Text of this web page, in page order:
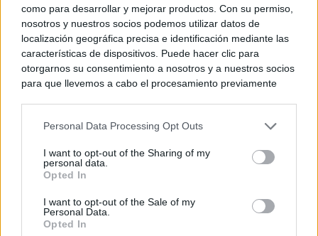
como para desarrollar y mejorar productos. Con su permiso,
nosotros y nuestros socios podemos utilizar datos de
localización geográfica precisa e identificación mediante las
características de dispositivos. Puede hacer clic para
otorgarnos su consentimiento a nosotros y a nuestros socios
para que llevemos a cabo el procesamiento previamente
negar su consentimiento. Tenga en cuenta que algún
de su consentimiento, pero usted tiene el derecho de
rechazar tal procesamiento. Sus preferencias se aplicarán
cualquier momento entrando de nuevo en este sitio web o
visitando nuestra política de privacidad.
Personal Data Processing Opt Outs
I want to opt-out of the Sharing of my
personal data.
Opted In
I want to opt-out of the Sale of my
Personal Data.
Opted In